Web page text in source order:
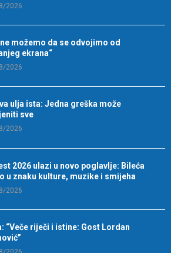
2026
možemo da se odvojimo od
ekrana“
2026
ulja ista: Jedna greška može
sve
2026
2026 ulazi u novo poglavlje: Bileća
u znaku kulture, muzike i smijeha
2026
“Veče riječi i istine: Gost Lordan